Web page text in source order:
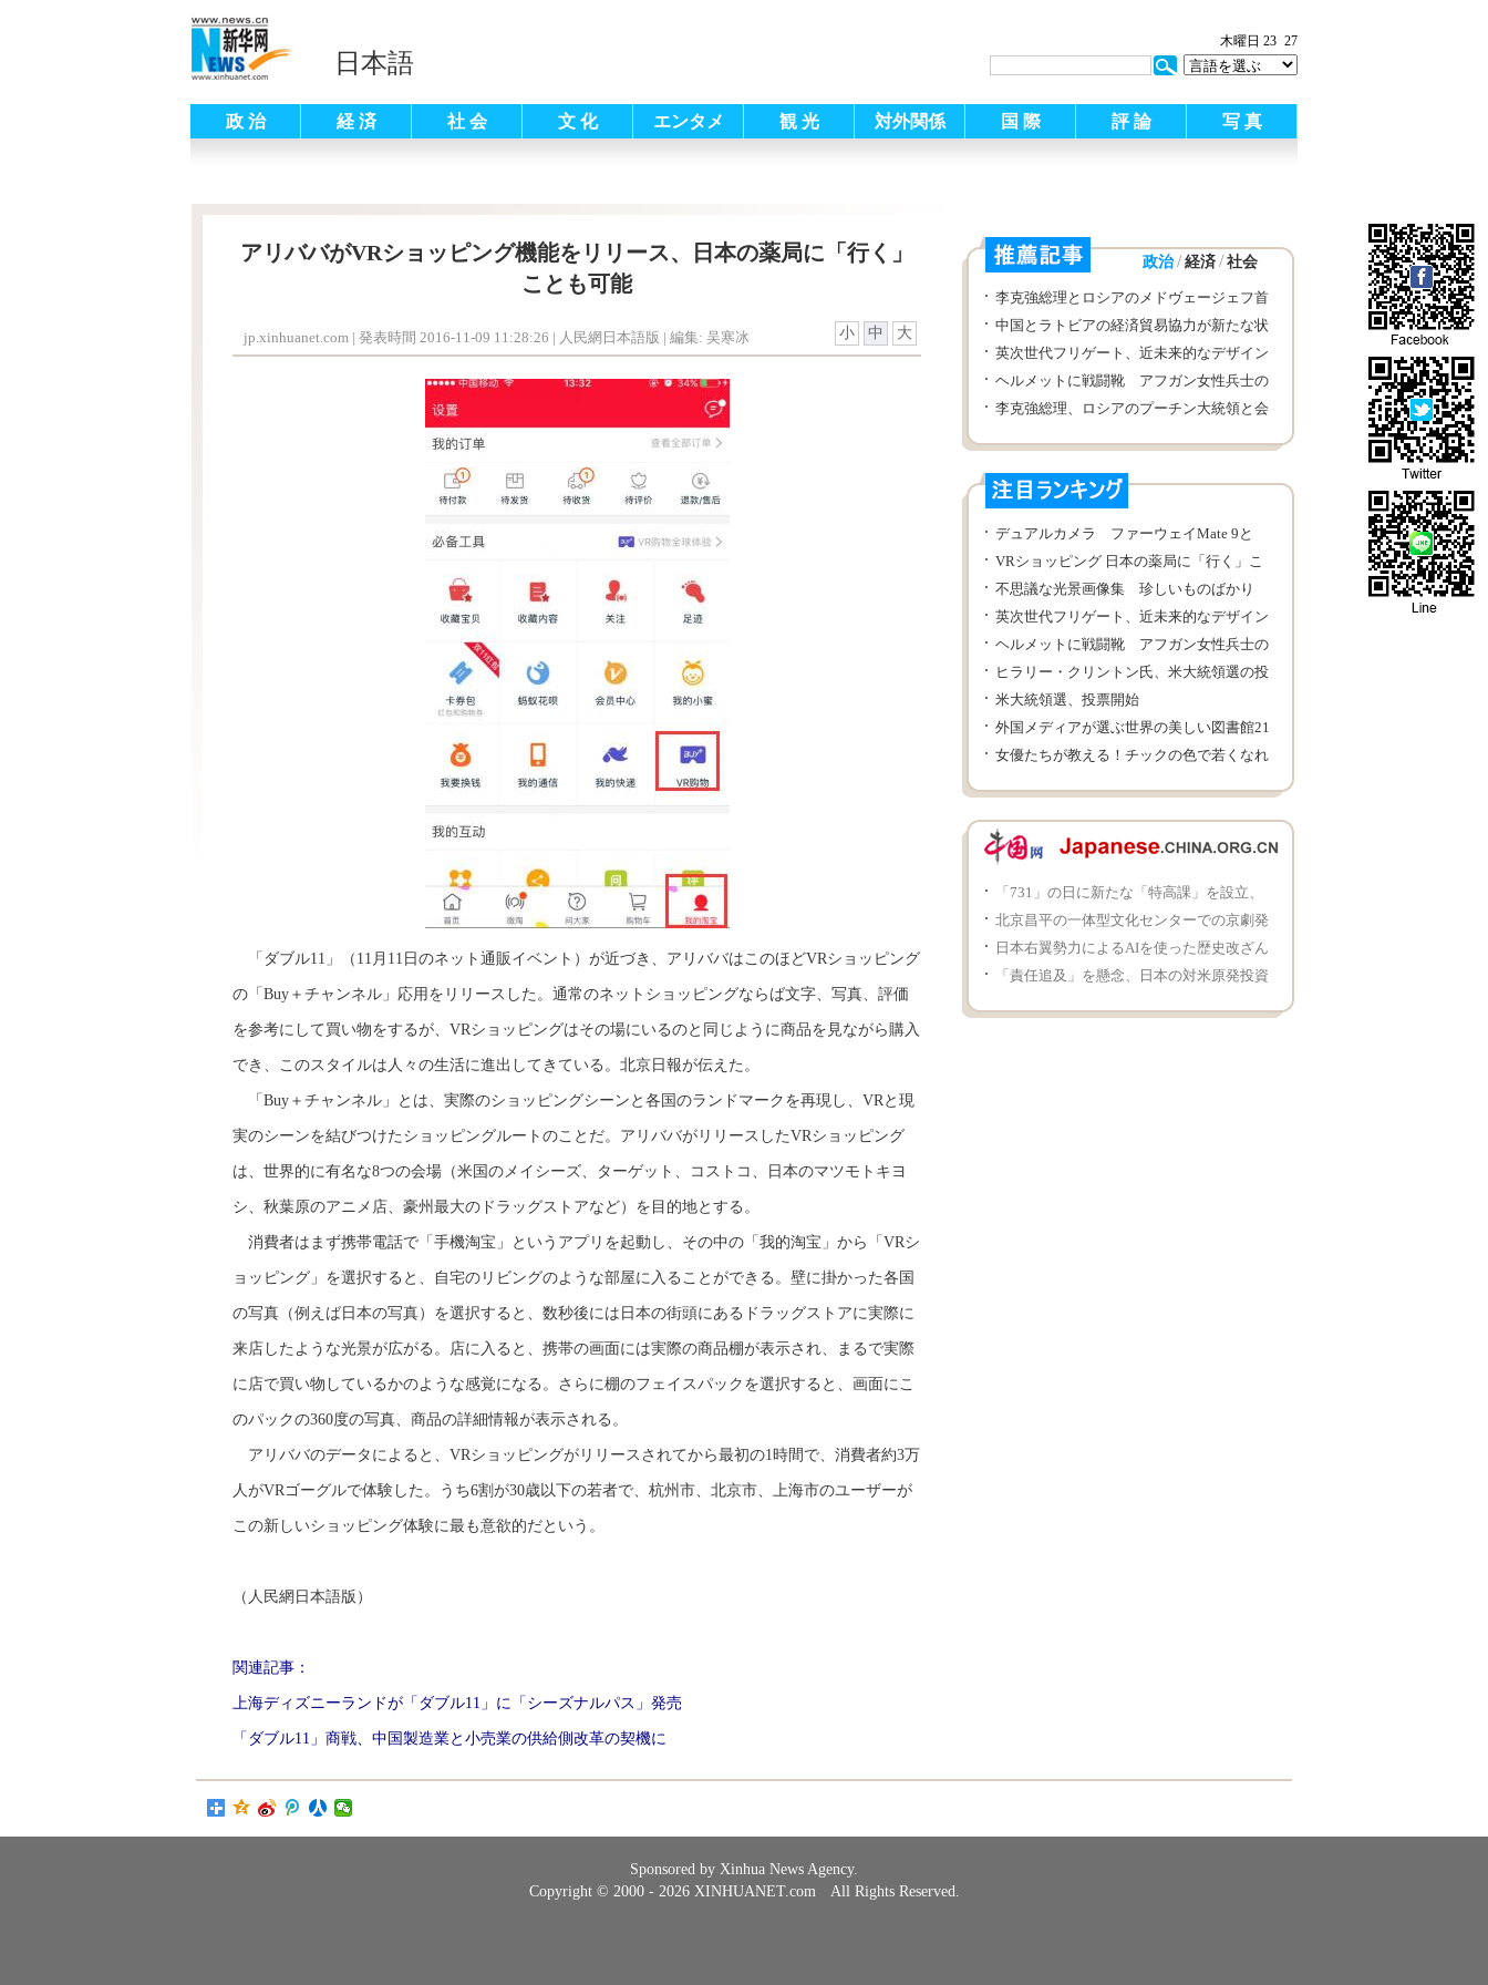
日本語
木曜日 23 27
政 治 経 済 社 会 文 化 エンタメ 観 光 対外関係 国 際 評 論 写 真
アリババがVRショッピング機能をリリース、日本の薬局に「行く」
ことも可能
jp.xinhuanet.com | 発表時間 2016-11-09 11:28:26 | 人民網日本語版 | 編集: 吴寒冰 小 中 大
「ダブル11」（11月11日のネット通販イベント）が近づき、アリババはこのほどVRショッピング
の「Buy＋チャンネル」応用をリリースした。通常のネットショッピングならば文字、写真、評価
を参考にして買い物をするが、VRショッピングはその場にいるのと同じように商品を見ながら購入
でき、このスタイルは人々の生活に進出してきている。北京日報が伝えた。
「Buy＋チャンネル」とは、実際のショッピングシーンと各国のランドマークを再現し、VRと現
実のシーンを結びつけたショッピングルートのことだ。アリババがリリースしたVRショッピング
は、世界的に有名な8つの会場（米国のメイシーズ、ターゲット、コストコ、日本のマツモトキヨ
シ、秋葉原のアニメ店、豪州最大のドラッグストアなど）を目的地とする。
消費者はまず携帯電話で「手機淘宝」というアプリを起動し、その中の「我的淘宝」から「VRシ
ョッピング」を選択すると、自宅のリビングのような部屋に入ることができる。壁に掛かった各国
の写真（例えば日本の写真）を選択すると、数秒後には日本の街頭にあるドラッグストアに実際に
来店したような光景が広がる。店に入ると、携帯の画面には実際の商品棚が表示され、まるで実際
に店で買い物しているかのような感覚になる。さらに棚のフェイスパックを選択すると、画面にこ
のパックの360度の写真、商品の詳細情報が表示される。
アリババのデータによると、VRショッピングがリリースされてから最初の1時間で、消費者約3万
人がVRゴーグルで体験した。うち6割が30歳以下の若者で、杭州市、北京市、上海市のユーザーが
この新しいショッピング体験に最も意欲的だという。
（人民網日本語版）
関連記事：
上海ディズニーランドが「ダブル11」に「シーズナルパス」発売
「ダブル11」商戦、中国製造業と小売業の供給側改革の契機に
政治 / 経済 / 社会
李克強総理とロシアのメドヴェージェフ首
相は共同記者会見
中国とラトビアの経済貿易協力が新たな状
態を展開し
英次世代フリゲート、近未来的なデザイン
ヘルメットに戦闘靴 アフガン女性兵士の
訓練姿が凛々しい
李克強総理、ロシアのプーチン大統領と会
デュアルカメラ ファーウェイMate 9と
iPhone 7 Plusを比較
VRショッピング 日本の薬局に「行く」こ
とも可能
不思議な光景画像集 珍しいものばかり
英次世代フリゲート、近未来的なデザイン
ヘルメットに戦闘靴 アフガン女性兵士の
訓練姿が凛々しい
ヒラリー・クリントン氏、米大統領選の投
票に参加
米大統領選、投票開始
外国メディアが選ぶ世界の美しい図書館21
カ所
女優たちが教える！チックの色で若くなれ
Sponsored by Xinhua News Agency.
Copyright © 2000 - 2026 XINHUANET.com All Rights Reserved.